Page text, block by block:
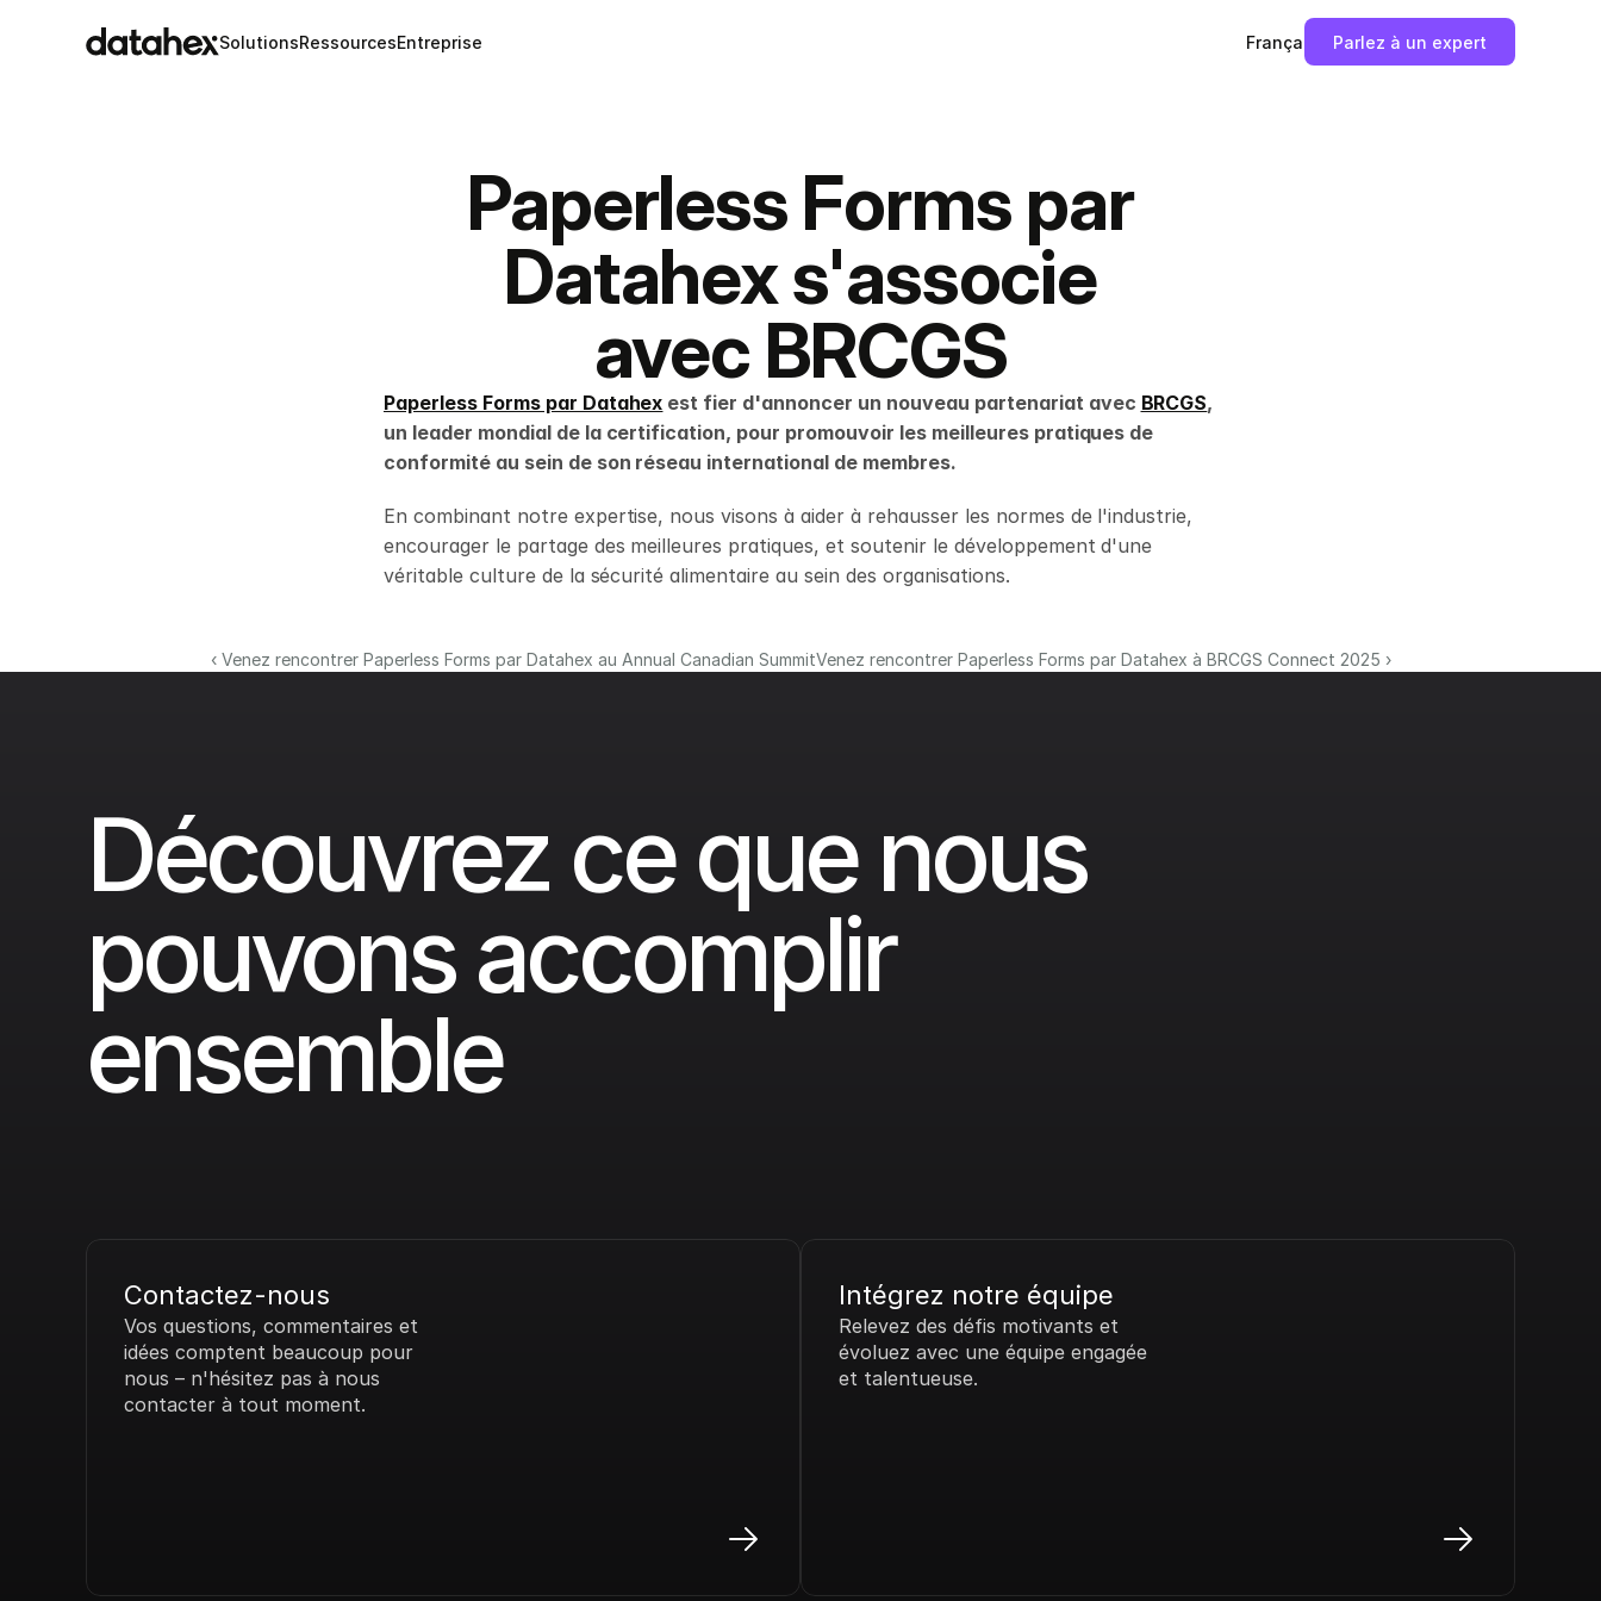
Paperless Forms par
Datahex s'associe
avec BRCGS
Paperless Forms par Datahex est fier d'annoncer un nouveau partenariat avec BRCGS,
un leader mondial de la certification, pour promouvoir les meilleures pratiques de
conformité au sein de son réseau international de membres.
En combinant notre expertise, nous visons à aider à rehausser les normes de l'industrie,
encourager le partage des meilleures pratiques, et soutenir le développement d'une
véritable culture de la sécurité alimentaire au sein des organisations.
‹ Venez rencontrer Paperless Forms par Datahex au Annual Canadian SummitVenez rencontrer Paperless Forms par Datahex à BRCGS Connect 2025 ›
SolutionsRessourcesEntreprise Français Parlez à un expert
Découvrez ce que nous
pouvons accomplir
ensemble
Contactez-nous
Vos questions, commentaires et
idées comptent beaucoup pour
nous – n'hésitez pas à nous
contacter à tout moment.
Intégrez notre équipe
Relevez des défis motivants et
évoluez avec une équipe engagée
et talentueuse.